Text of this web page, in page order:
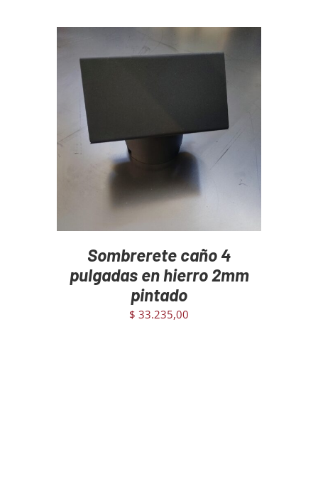
AGREGAR AL CARRITO / DETAILS
Sombrerete caño 4
pulgadas en hierro 2mm
pintado
$ 33.235,00